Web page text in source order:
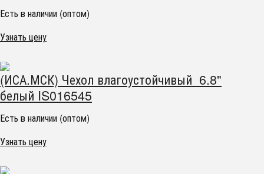
Есть в наличии (оптом)
Узнать цену
(ИСА.МСК) Чехол влагоустойчивый 6.8"
белый IS016545
Есть в наличии (оптом)
Узнать цену